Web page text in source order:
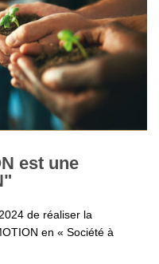
est une
de réaliser la
en « Société à